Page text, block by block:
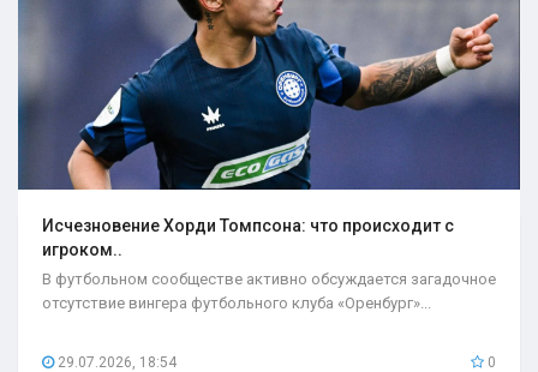
Исчезновение Хорди Томпсона: что происходит с
игроком..
В футбольном сообществе активно обсуждается загадочное
отсутствие вингера футбольного клуба «Оренбург»...
29.07.2026, 18:54 0